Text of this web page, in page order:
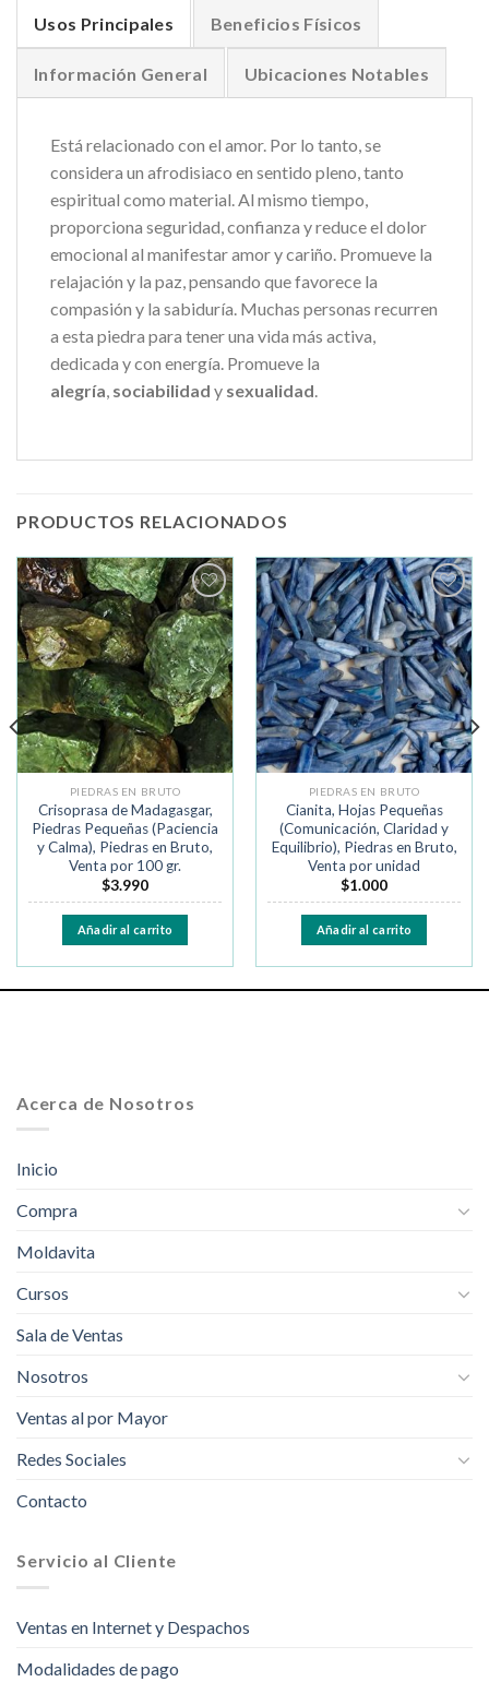
Usos Principales Beneficios Físicos
Información General Ubicaciones Notables
Está relacionado con el amor. Por lo tanto, se
considera un afrodisiaco en sentido pleno, tanto
espiritual como material. Al mismo tiempo,
proporciona seguridad, confianza y reduce el dolor
emocional al manifestar amor y cariño. Promueve la
relajación y la paz, pensando que favorece la
compasión y la sabiduría. Muchas personas recurren
a esta piedra para tener una vida más activa,
dedicada y con energía. Promueve la
alegría, sociabilidad y sexualidad.
PRODUCTOS RELACIONADOS
Añadir
a la
lista de
deseos
PIEDRAS EN BRUTO
Crisoprasa de Madagasgar,
Piedras Pequeñas (Paciencia
y Calma), Piedras en Bruto,
Venta por 100 gr.
$3.990
Añadir al carrito
Añadir
a la
lista de
deseos
PIEDRAS EN BRUTO
Cianita, Hojas Pequeñas
(Comunicación, Claridad y
Equilibrio), Piedras en Bruto,
Venta por unidad
$1.000
Añadir al carrito
Acerca de Nosotros
Inicio
Compra
Moldavita
Cursos
Sala de Ventas
Nosotros
Ventas al por Mayor
Redes Sociales
Contacto
Servicio al Cliente
Ventas en Internet y Despachos
Modalidades de pago